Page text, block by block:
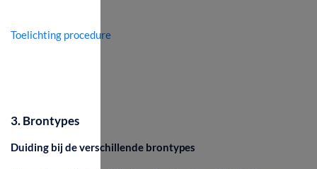
Toelichting procedure
3. Brontypes
Duiding bij de verschillende brontypes